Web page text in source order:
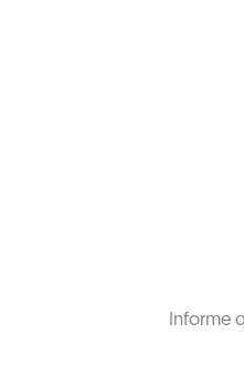
Informe